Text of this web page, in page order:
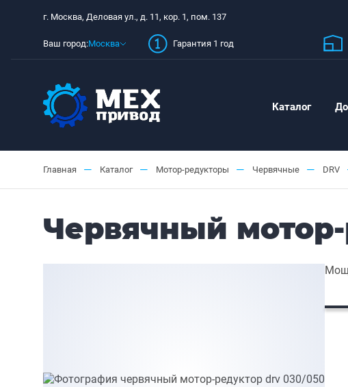
г. Москва, Деловая ул., д. 11, кор. 1, пом. 137
Ваш город:Москва Гарантия 1 год
Каталог
Главная — Каталог — Мотор-редукторы — Червячные — DRV
Червячный